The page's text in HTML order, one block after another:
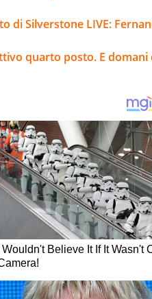
di Silverstone LIVE:
quarto posto. E domani